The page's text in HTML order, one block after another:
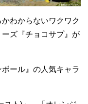
わからないワクワク
ズ『チョコサプ』が
ール』の人気キャラ